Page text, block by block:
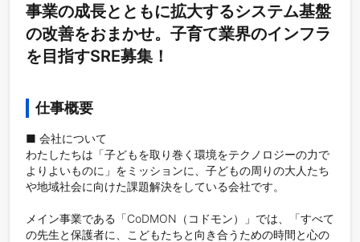
事業の成長とともに拡大するシステム基盤
の改善をおまかせ。子育て業界のインフラ
を目指すSRE募集！
仕事概要
■ 会社について
わたしたちは「子どもを取り巻く環境をテクノロジーの力で
よりよいものに」をミッションに、子どもの周りの大人たち
や地域社会に向けた課題解決をしている会社です。
メイン事業である「CoDMON（コドモン）」では、「すべて
の先生と保護者に、こどもたちと向き合うための時間と心の